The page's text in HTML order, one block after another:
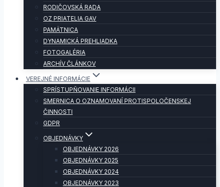
RODIČOVSKÁ RADA
OZ PRIATELIA GAV
PAMÄTNICA
DYNAMICKÁ PREHLIADKA
FOTOGALÉRIA
ARCHÍV ČLÁNKOV
VEREJNÉ INFORMÁCIE
SPRÍSTUPŇOVANIE INFORMÁCII
SMERNICA O OZNAMOVANÍ PROTISPOLOČENSKEJ
ČINNOSTI
GDPR
OBJEDNÁVKY
OBJEDNÁVKY 2026
OBJEDNÁVKY 2025
OBJEDNÁVKY 2024
OBJEDNÁVKY 2023